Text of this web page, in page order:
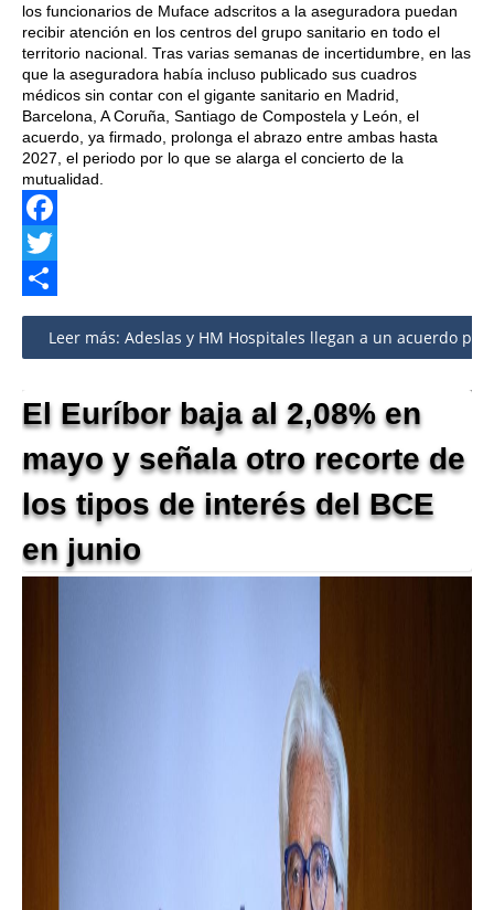
los funcionarios de Muface adscritos a la aseguradora puedan
recibir atención en los centros del grupo sanitario en todo el
territorio nacional. Tras varias semanas de incertidumbre, en las
que la aseguradora había incluso publicado sus cuadros
médicos sin contar con el gigante sanitario en Madrid,
Barcelona, A Coruña, Santiago de Compostela y León, el
acuerdo, ya firmado, prolonga el abrazo entre ambas hasta
2027, el periodo por lo que se alarga el concierto de la
mutualidad.
Facebook
Twitter
Share
Leer más: Adeslas y HM Hospitales llegan a un acuerdo
El Euríbor baja al 2,08% en
mayo y señala otro recorte de
los tipos de interés del BCE
en junio